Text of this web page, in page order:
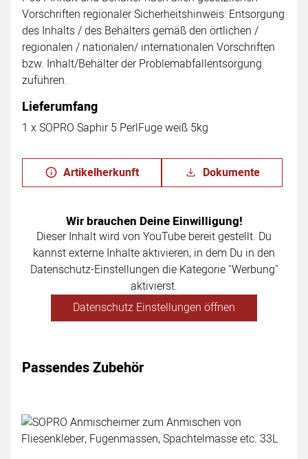
Vorschriften regionaler Sicherheitshinweis: Entsorgung
des Inhalts / des Behälters gemäß den örtlichen /
regionalen / nationalen/ internationalen Vorschriften
bzw. Inhalt/Behälter der Problemabfallentsorgung
zuführen.
Lieferumfang
1 x SOPRO Saphir 5 PerlFuge weiß 5kg
Artikelherkunft Dokumente
Wir brauchen Deine Einwilligung!
Dieser Inhalt wird von YouTube bereit gestellt. Du
kannst externe Inhalte aktivieren, in dem Du in den
Datenschutz-Einstellungen die Kategorie "Werbung"
aktivierst.
Datenschutz Einstellungen öffnen
Passendes Zubehör
Zubehör überspringen